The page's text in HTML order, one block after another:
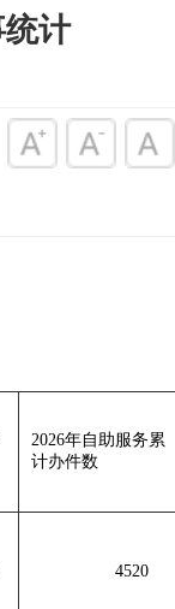
统计
2026年自助服务累
计办件数
4520